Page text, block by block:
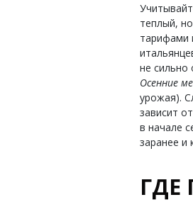
теплый,
тарифами
не сильно
Осенние
урожая).
зависит
в начале
заранее и
ГДЕ